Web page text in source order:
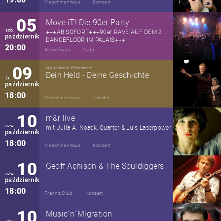
Maschinenhaus Konzert
sob. 05
październik
20:00
Move iT! Die 90er Party
+++AB SOFORT+++90er RAVE AUF DEM 2.
DANCEFLOOR IM PALAIS+++
Kesselhaus Party
śr. 09
październik
18:00
Improtheater Paternoster
Dein Held - Deine Geschichte
Maschinenhaus Theater
czw. 10
październik
18:00
m&r live
mit Julia A. Noack, Quarter & Luis Laserpower
Maschinenhaus Konzert
czw. 10
październik
18:00
Geoff Achison & The Souldiggers
Frannz Club Konzert
Music´n´Migration